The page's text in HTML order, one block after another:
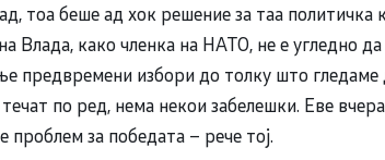
тоа беше ад хок решение за таа
Влада, како членка на НАТО, не е угледно
предвремени избори до толку што гледаме
по ред, нема некои забелешки. Еве
проблем за победата – рече тој.